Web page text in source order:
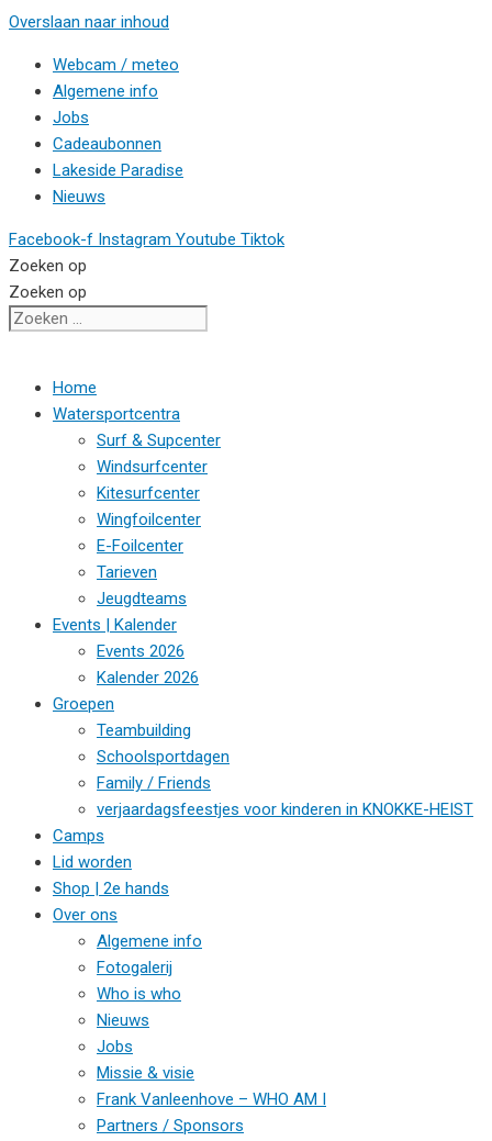
Overslaan naar inhoud
Webcam / meteo
Algemene info
Jobs
Cadeaubonnen
Lakeside Paradise
Nieuws
Facebook-f Instagram Youtube Tiktok
Zoeken op
Zoeken op
Home
Watersportcentra
Surf & Supcenter
Windsurfcenter
Kitesurfcenter
Wingfoilcenter
E-Foilcenter
Tarieven
Jeugdteams
Events | Kalender
Events 2026
Kalender 2026
Groepen
Teambuilding
Schoolsportdagen
Family / Friends
verjaardagsfeestjes voor kinderen in KNOKKE-HEIST
Camps
Lid worden
Shop | 2e hands
Over ons
Algemene info
Fotogalerij
Who is who
Nieuws
Jobs
Missie & visie
Frank Vanleenhove – WHO AM I
Partners / Sponsors